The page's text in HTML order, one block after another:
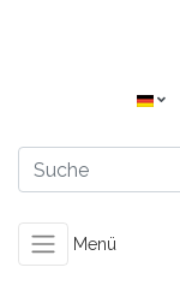
Menü